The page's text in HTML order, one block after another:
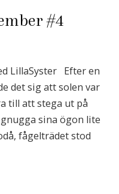
#4
LillaSyster Efter en
det sig att solen var
till att stega ut på
sina ögon lite
fågelträdet stod